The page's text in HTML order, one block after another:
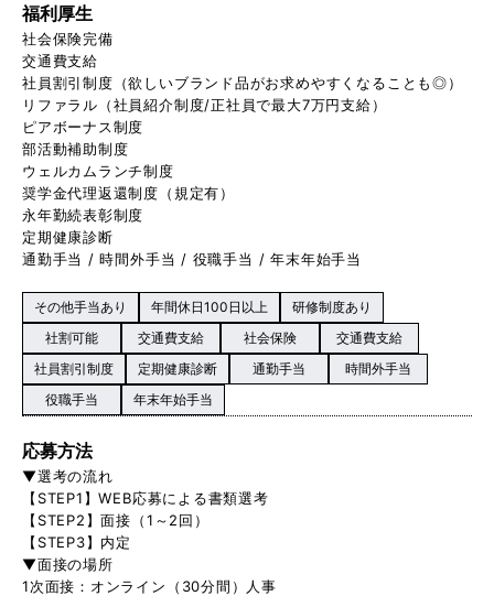
福利厚生
社会保険完備
交通費支給
社員割引制度（欲しいブランド品がお求めやすくなることも◎）
リファラル（社員紹介制度/正社員で最大7万円支給）
ピアボーナス制度
部活動補助制度
ウェルカムランチ制度
奨学金代理返還制度（規定有）
永年勤続表彰制度
定期健康診断
通勤手当 / 時間外手当 / 役職手当 / 年末年始手当
その他手当あり 年間休日100日以上
研修制度あり
社割可能
交通費支給 社会保険
交通費支給
社員割引制度
定期健康診断 通勤手当
時間外手当
役職手当
年末年始手当
応募方法
▼選考の流れ
【STEP1】WEB応募による書類選考
【STEP2】面接（1～2回）
【STEP3】内定
▼面接の場所
1次面接：オンライン（30分間）人事